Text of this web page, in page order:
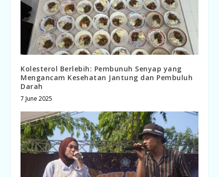
Kolesterol Berlebih: Pembunuh Senyap yang
Mengancam Kesehatan Jantung dan Pembuluh
Darah
7 June 2025